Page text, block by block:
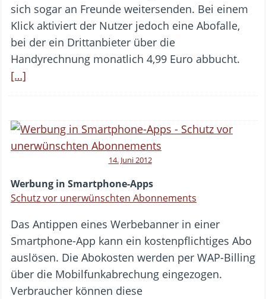
sich sogar an Freunde weitersenden. Bei einem
Klick aktiviert der Nutzer jedoch eine Abofalle,
bei der ein Drittanbieter über die
Handyrechnung monatlich 4,99 Euro abbucht.
[…]
14. Juni 2012
Werbung in Smartphone-Apps
Schutz vor unerwünschten Abonnements
Das Antippen eines Werbebanner in einer
Smartphone-App kann ein kostenpflichtiges Abo
auslösen. Die Abokosten werden per WAP-Billing
über die Mobilfunkabrechung eingezogen.
Verbraucher können diese